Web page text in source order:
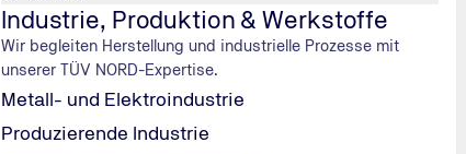
Industrie, Produktion & Werkstoffe
Wir begleiten Herstellung und industrielle Prozesse mit
unserer TÜV NORD-Expertise.
Metall- und Elektroindustrie
Produzierende Industrie